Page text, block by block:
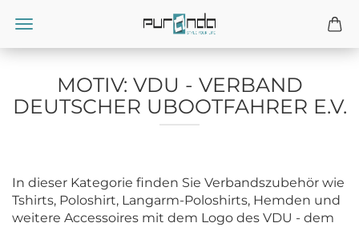
MOTIV: VDU - VERBAND
DEUTSCHER UBOOTFAHRER E.V.
In dieser Kategorie finden Sie Verbandszubehör wie
Tshirts, Poloshirt, Langarm-Poloshirts, Hemden und
weitere Accessoires mit dem Logo des VDU - dem